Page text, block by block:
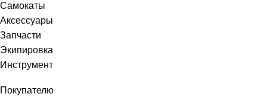
Самокаты
Аксессуары
Запчасти
Экипировка
Инструмент
Покупателю